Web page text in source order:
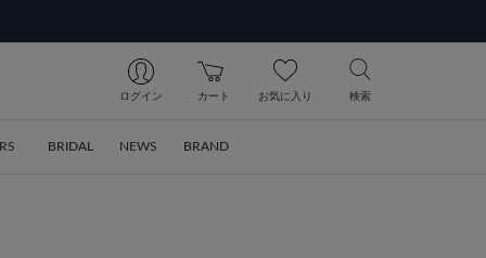
ログイン カート お気に入り 検索
BRIDAL NEWS BRAND